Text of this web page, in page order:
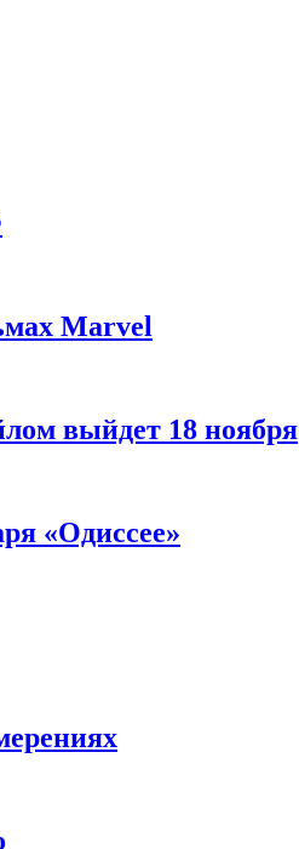
Marvel
выйдет 18 ноября
«Одиссее»